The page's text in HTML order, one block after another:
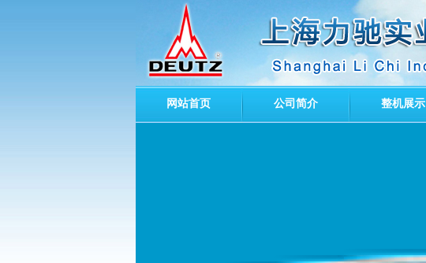
网站首页 公司简介 整机展示